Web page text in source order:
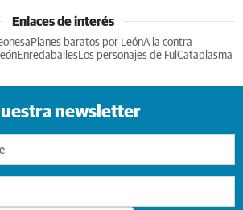
Enlaces de interés
Planes baratos por LeónA la contra
EnredabailesLos personajes de Ful Cataplasma
newsletter